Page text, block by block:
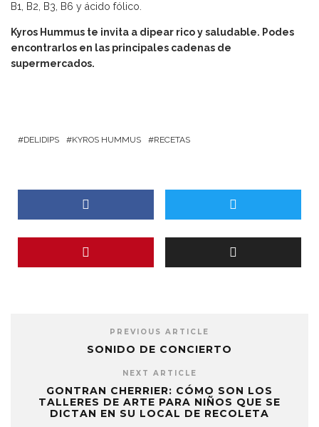
B1, B2, B3, B6 y ácido fólico.
Kyros Hummus te invita a dipear rico y saludable. Podes
encontrarlos en las principales cadenas de
supermercados.
DELIDIPS KYROS HUMMUS RECETAS
PREVIOUS ARTICLE
SONIDO DE CONCIERTO
NEXT ARTICLE
GONTRAN CHERRIER: CÓMO SON LOS
TALLERES DE ARTE PARA NIÑOS QUE SE
DICTAN EN SU LOCAL DE RECOLETA